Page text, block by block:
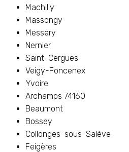
Machilly
Massongy
Messery
Nernier
Saint-Cergues
Veigy-Foncenex
Yvoire
Archamps 74160
Beaumont
Bossey
Collonges-sous-Salève
Feigères